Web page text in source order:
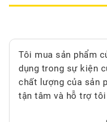
Tôi mua sản phẩm
dụng trong sự kiện
chất lượng của sản
tận tâm và hỗ trợ